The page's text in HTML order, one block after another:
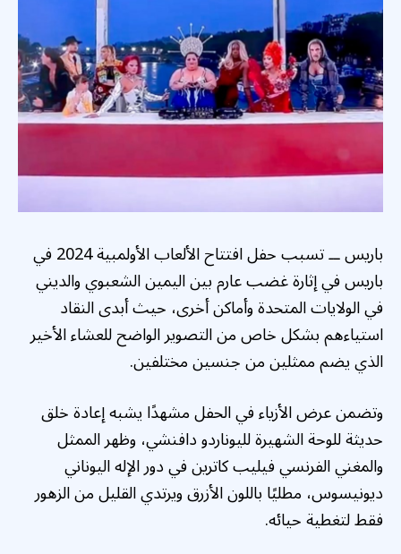
باريس ــ تسبب حفل افتتاح الألعاب الأولمبية 2024 في
باريس في إثارة غضب عارم بين اليمين الشعبوي والديني
في الولايات المتحدة وأماكن أخرى، حيث أبدى النقاد
استياءهم بشكل خاص من التصوير الواضح للعشاء الأخير
الذي يضم ممثلين من جنسين مختلفين.
وتضمن عرض الأزياء في الحفل مشهدًا يشبه إعادة خلق
حديثة للوحة الشهيرة لليوناردو دافنشي، وظهر الممثل
والمغني الفرنسي فيليب كاترين في دور الإله اليوناني
ديونيسوس، مطليًا باللون الأزرق ويرتدي القليل من الزهور
فقط لتغطية حيائه.